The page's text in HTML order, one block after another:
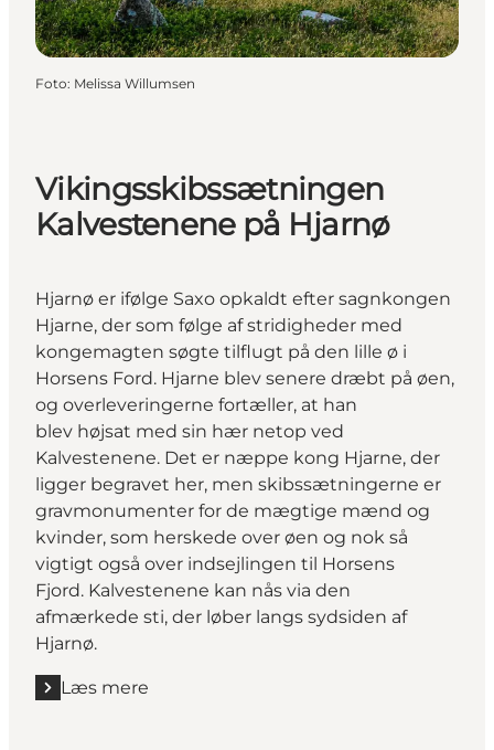
Foto: Melissa Willumsen
Vikingsskibssætningen
Kalvestenene på Hjarnø
Hjarnø er ifølge Saxo opkaldt efter sagnkongen
Hjarne, der som følge af stridigheder med
kongemagten søgte tilflugt på den lille ø i
Horsens Ford. Hjarne blev senere dræbt på øen,
og overleveringerne fortæller, at han
blev højsat med sin hær netop ved
Kalvestenene. Det er næppe kong Hjarne, der
ligger begravet her, men skibssætningerne er
gravmonumenter for de mægtige mænd og
kvinder, som herskede over øen og nok så
vigtigt også over indsejlingen til Horsens
Fjord. Kalvestenene kan nås via den
afmærkede sti, der løber langs sydsiden af
Hjarnø.
Læs mere
Læs mere "Vikingsskibssætningen Kalvestenene